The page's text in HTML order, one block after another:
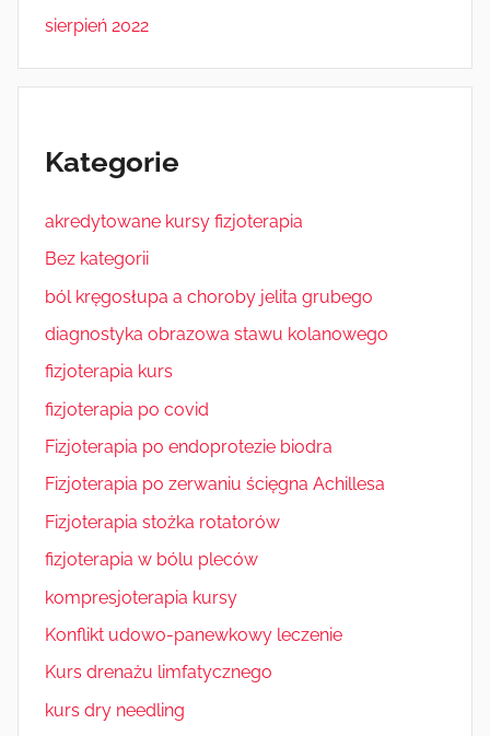
sierpień 2022
Kategorie
akredytowane kursy fizjoterapia
Bez kategorii
ból kręgosłupa a choroby jelita grubego
diagnostyka obrazowa stawu kolanowego
fizjoterapia kurs
fizjoterapia po covid
Fizjoterapia po endoprotezie biodra
Fizjoterapia po zerwaniu ścięgna Achillesa
Fizjoterapia stożka rotatorów
fizjoterapia w bólu pleców
kompresjoterapia kursy
Konflikt udowo-panewkowy leczenie
Kurs drenażu limfatycznego
kurs dry needling